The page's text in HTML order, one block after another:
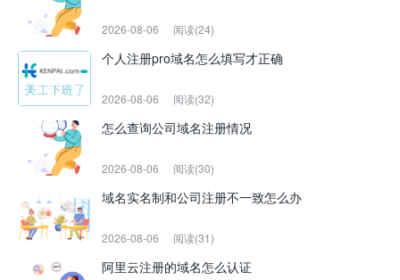
2026-08-06 阅读(24)
个人注册pro域名怎么填写才正确
2026-08-06 阅读(32)
怎么查询公司域名注册情况
2026-08-06 阅读(30)
域名实名制和公司注册不一致怎么办
2026-08-06 阅读(31)
阿里云注册的域名怎么认证